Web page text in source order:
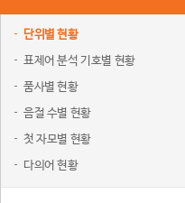
단위별 현황
표제어 분석 기호별 현황
품사별 현황
음절 수별 현황
첫 자모별 현황
다의어 현황